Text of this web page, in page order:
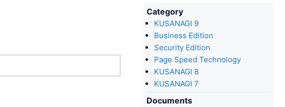
Category
KUSANAGI 9
Business Edition
Security Edition
Page Speed Technology
KUSANAGI 8
KUSANAGI 7
Documents